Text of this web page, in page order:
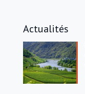
Actualités